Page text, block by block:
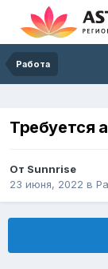
Работа
Требуется
От Sunnrise
23 июня, 2022 в